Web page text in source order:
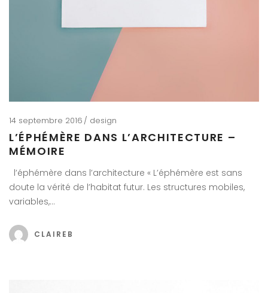
14 septembre 2016 design
L’ÉPHÉMÈRE DANS L’ARCHITECTURE –
MÉMOIRE
l’éphémère dans l’architecture « L’éphémère est sans
doute la vérité de l’habitat futur. Les structures mobiles,
variables,…
CLAIREB